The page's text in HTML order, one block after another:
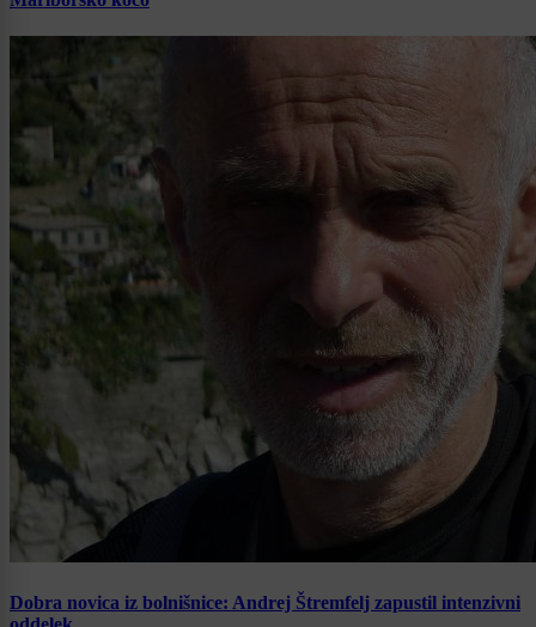
Dobra novica iz bolnišnice: Andrej Štremfelj zapustil intenzivni